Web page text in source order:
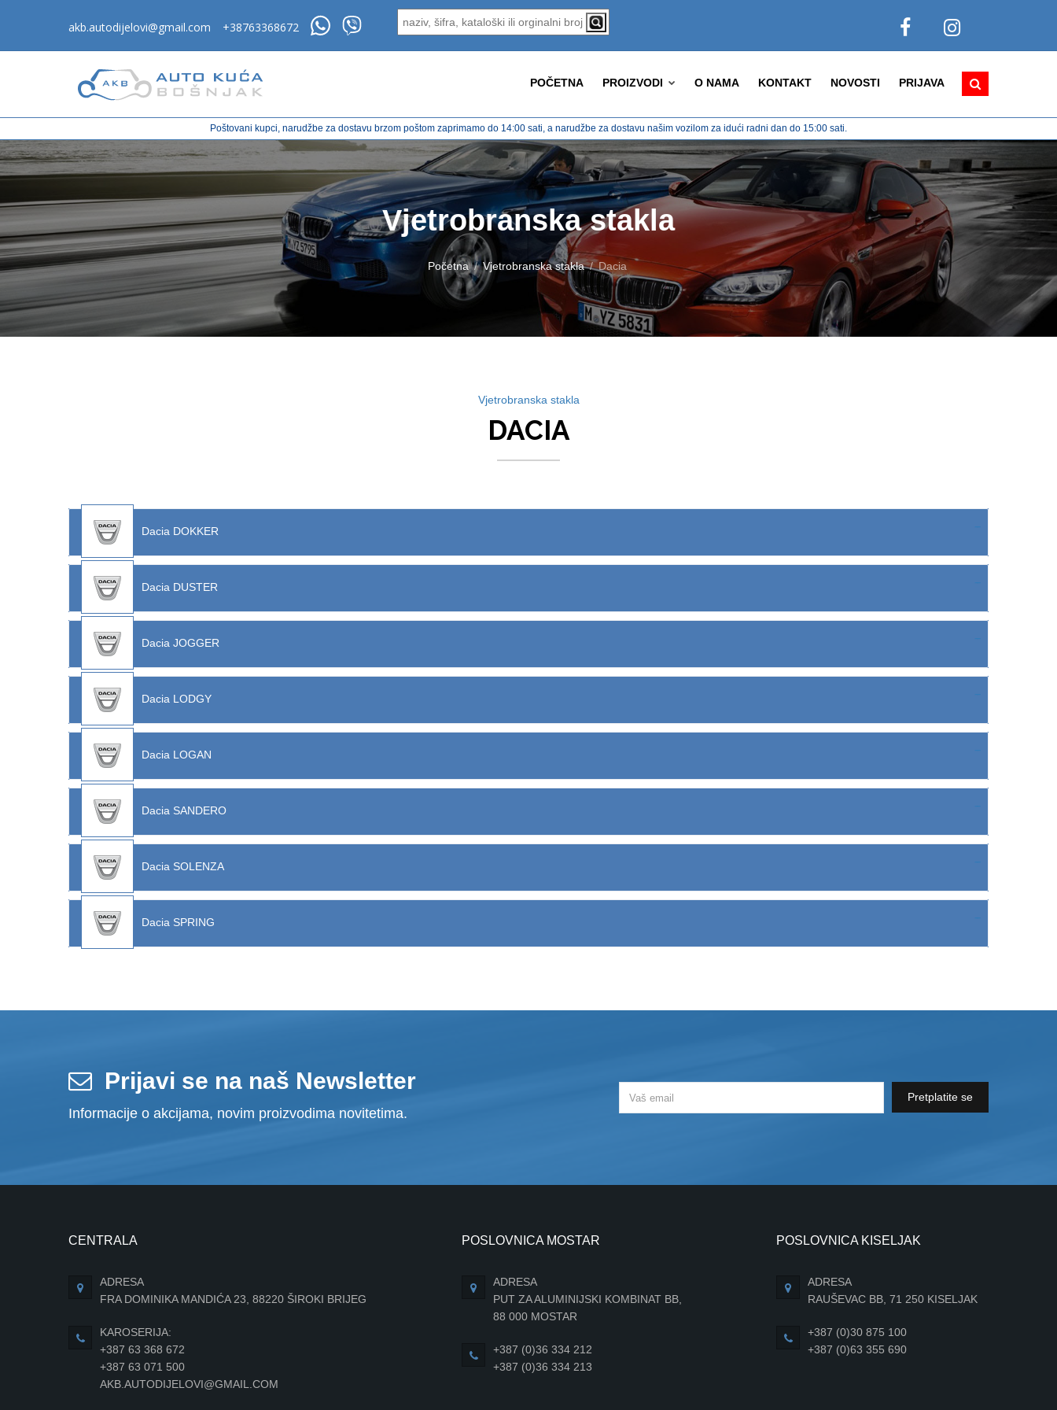
akb.autodijelovi@gmail.com +38763368672
POČETNA PROIZVODI O NAMA KONTAKT NOVOSTI PRIJAVA
Poštovani kupci, narudžbe za dostavu brzom poštom zaprimamo do 14:00 sati, a narudžbe za dostavu našim vozilom za idući radni dan do 15:00 sati.
Vjetrobranska stakla
Početna Vjetrobranska stakla Dacia
Vjetrobranska stakla
DACIA
Dacia DOKKER
Dacia DUSTER
Dacia JOGGER
Dacia LODGY
Dacia LOGAN
Dacia SANDERO
Dacia SOLENZA
Dacia SPRING
Prijavi se na naš Newsletter
Informacije o akcijama, novim proizvodima novitetima.
Pretplatite se
CENTRALA
ADRESA
FRA DOMINIKA MANDIĆA 23, 88220 ŠIROKI BRIJEG
KAROSERIJA:
+387 63 368 672
+387 63 071 500
AKB.AUTODIJELOVI@GMAIL.COM
POSLOVNICA MOSTAR
ADRESA
PUT ZA ALUMINIJSKI KOMBINAT BB,
88 000 MOSTAR
+387 (0)36 334 212
+387 (0)36 334 213
POSLOVNICA KISELJAK
ADRESA
RAUŠEVAC BB, 71 250 KISELJAK
+387 (0)30 875 100
+387 (0)63 355 690